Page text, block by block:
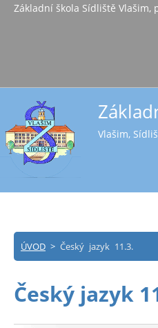
Základní škola Sídliště
Vlašim,
ÚVOD > Český jazyk 11.3.
Český jazyk